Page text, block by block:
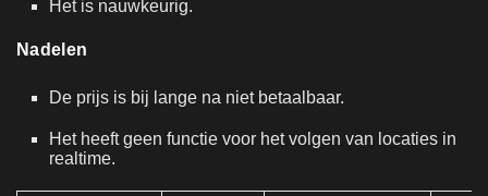
Het is nauwkeurig.
Nadelen
De prijs is bij lange na niet betaalbaar.
Het heeft geen functie voor het volgen van locaties in
realtime.